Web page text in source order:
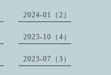
2024-01（2）
2023-10（4）
2023-07（3）